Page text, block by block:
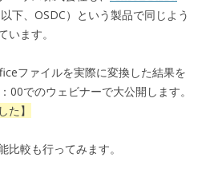
以下、OSDC）という製品で同じよう
います。
ファイルを実際に変換した結果を
00でのウェビナーで大公開します。
た】
比較も行ってみます。